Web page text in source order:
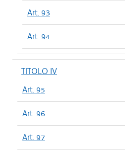
Art. 93
Art. 94
TITOLO IV
Art. 95
Art. 96
Art. 97